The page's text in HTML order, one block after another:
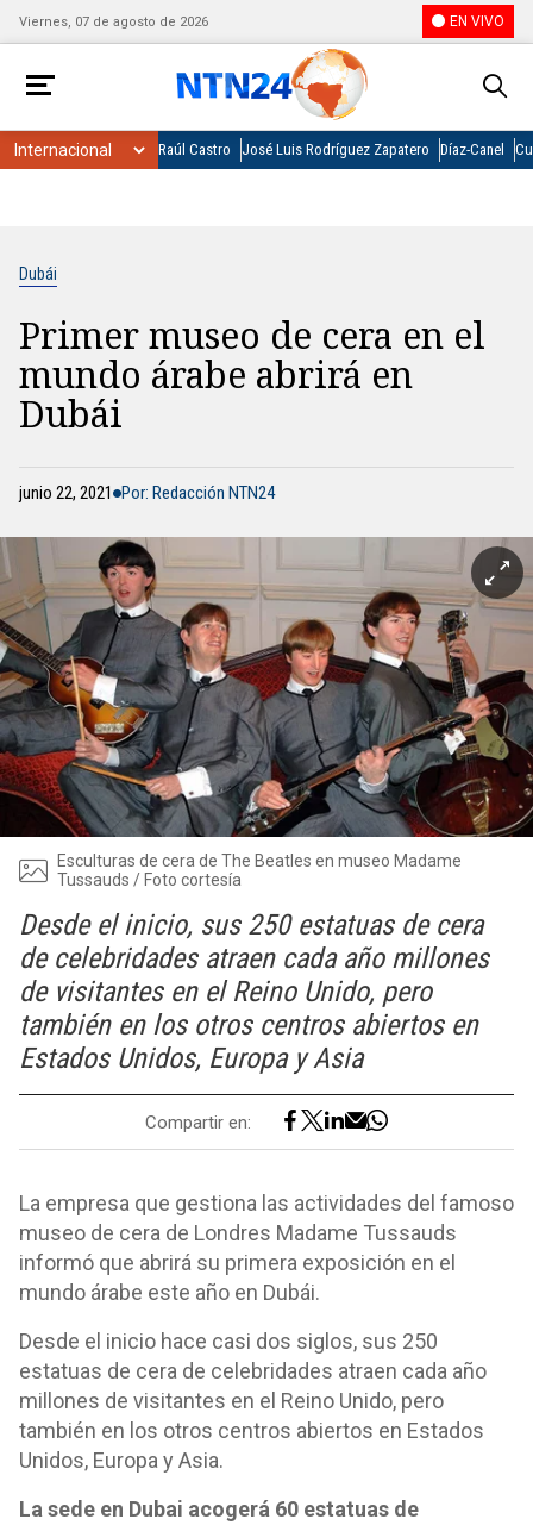
Viernes, 07 de agosto de 2026 EN VIVO
Raúl Castro José Luis Rodríguez Zapatero Díaz-Canel
Dubái
Primer museo de cera en el
mundo árabe abrirá en
Dubái
junio 22, 2021 Por: Redacción NTN24
Esculturas de cera de The Beatles en museo Madame
Tussauds / Foto cortesía
Desde el inicio, sus 250 estatuas de cera
de celebridades atraen cada año millones
de visitantes en el Reino Unido, pero
también en los otros centros abiertos en
Estados Unidos, Europa y Asia
Compartir en:
La empresa que gestiona las actividades del famoso
museo de cera de Londres Madame Tussauds
informó que abrirá su primera exposición en el
mundo árabe este año en Dubái.
Desde el inicio hace casi dos siglos, sus 250
estatuas de cera de celebridades atraen cada año
millones de visitantes en el Reino Unido, pero
también en los otros centros abiertos en Estados
Unidos, Europa y Asia.
La sede en Dubai acogerá 60 estatuas de